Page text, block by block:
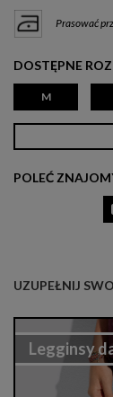
Prasować
DOSTĘPNE
M
POLEĆ
UZUPEŁNIJ
Legginsy